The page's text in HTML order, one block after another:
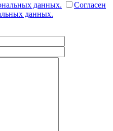
данных.
Согласен
данных.